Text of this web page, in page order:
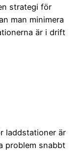
strategi för
man minimera
är i drift
laddstationer är
problem snabbt